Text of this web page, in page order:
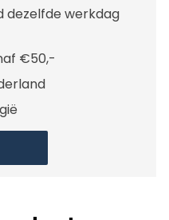
dezelfde werkdag
€50,-